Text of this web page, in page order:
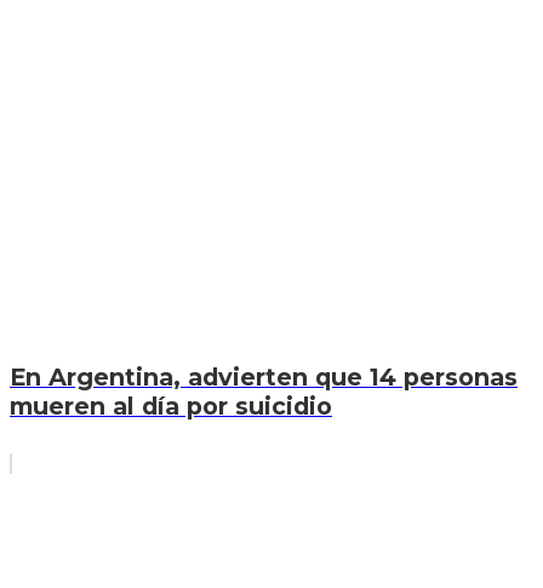
En Argentina, advierten que 14 personas
mueren al día por suicidio